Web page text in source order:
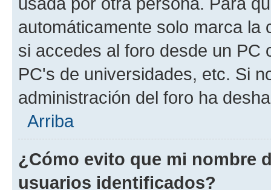
automáticamente solo marca la
si accedes al foro desde un PC
PC's de universidades, etc. Si
administración del foro ha
Arriba
¿Cómo evito que mi nombre
usuarios identificados?